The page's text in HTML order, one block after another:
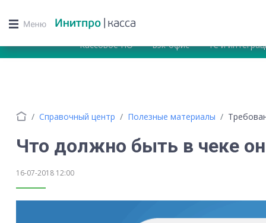
Кассовое ПО Бэк-офис 1С и
Справочный центр Полезные материалы
Что должно быть в чеке
16-07-2018 12:00